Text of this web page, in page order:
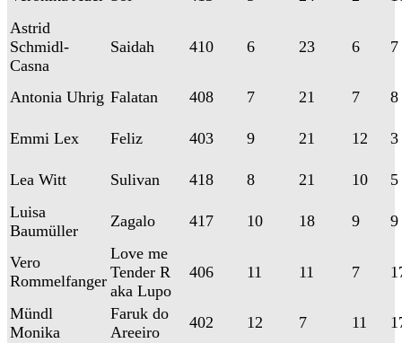
Astrid
Schmidl-
Casna
Saidah 410 6 23 6 7
Antonia Uhrig Falatan 408 7 21 7 8
Emmi Lex Feliz 403 9 21 12 3
Lea Witt Sulivan 418 8 21 10
5
Luisa
Baumüller
Zagalo 417 10 18 9 9
Vero
Rommelfanger
Love me
Tender R
aka Lupo
406 11 11 7
Mündl
Monika
Faruk do
Areeiro
402 12 7 11